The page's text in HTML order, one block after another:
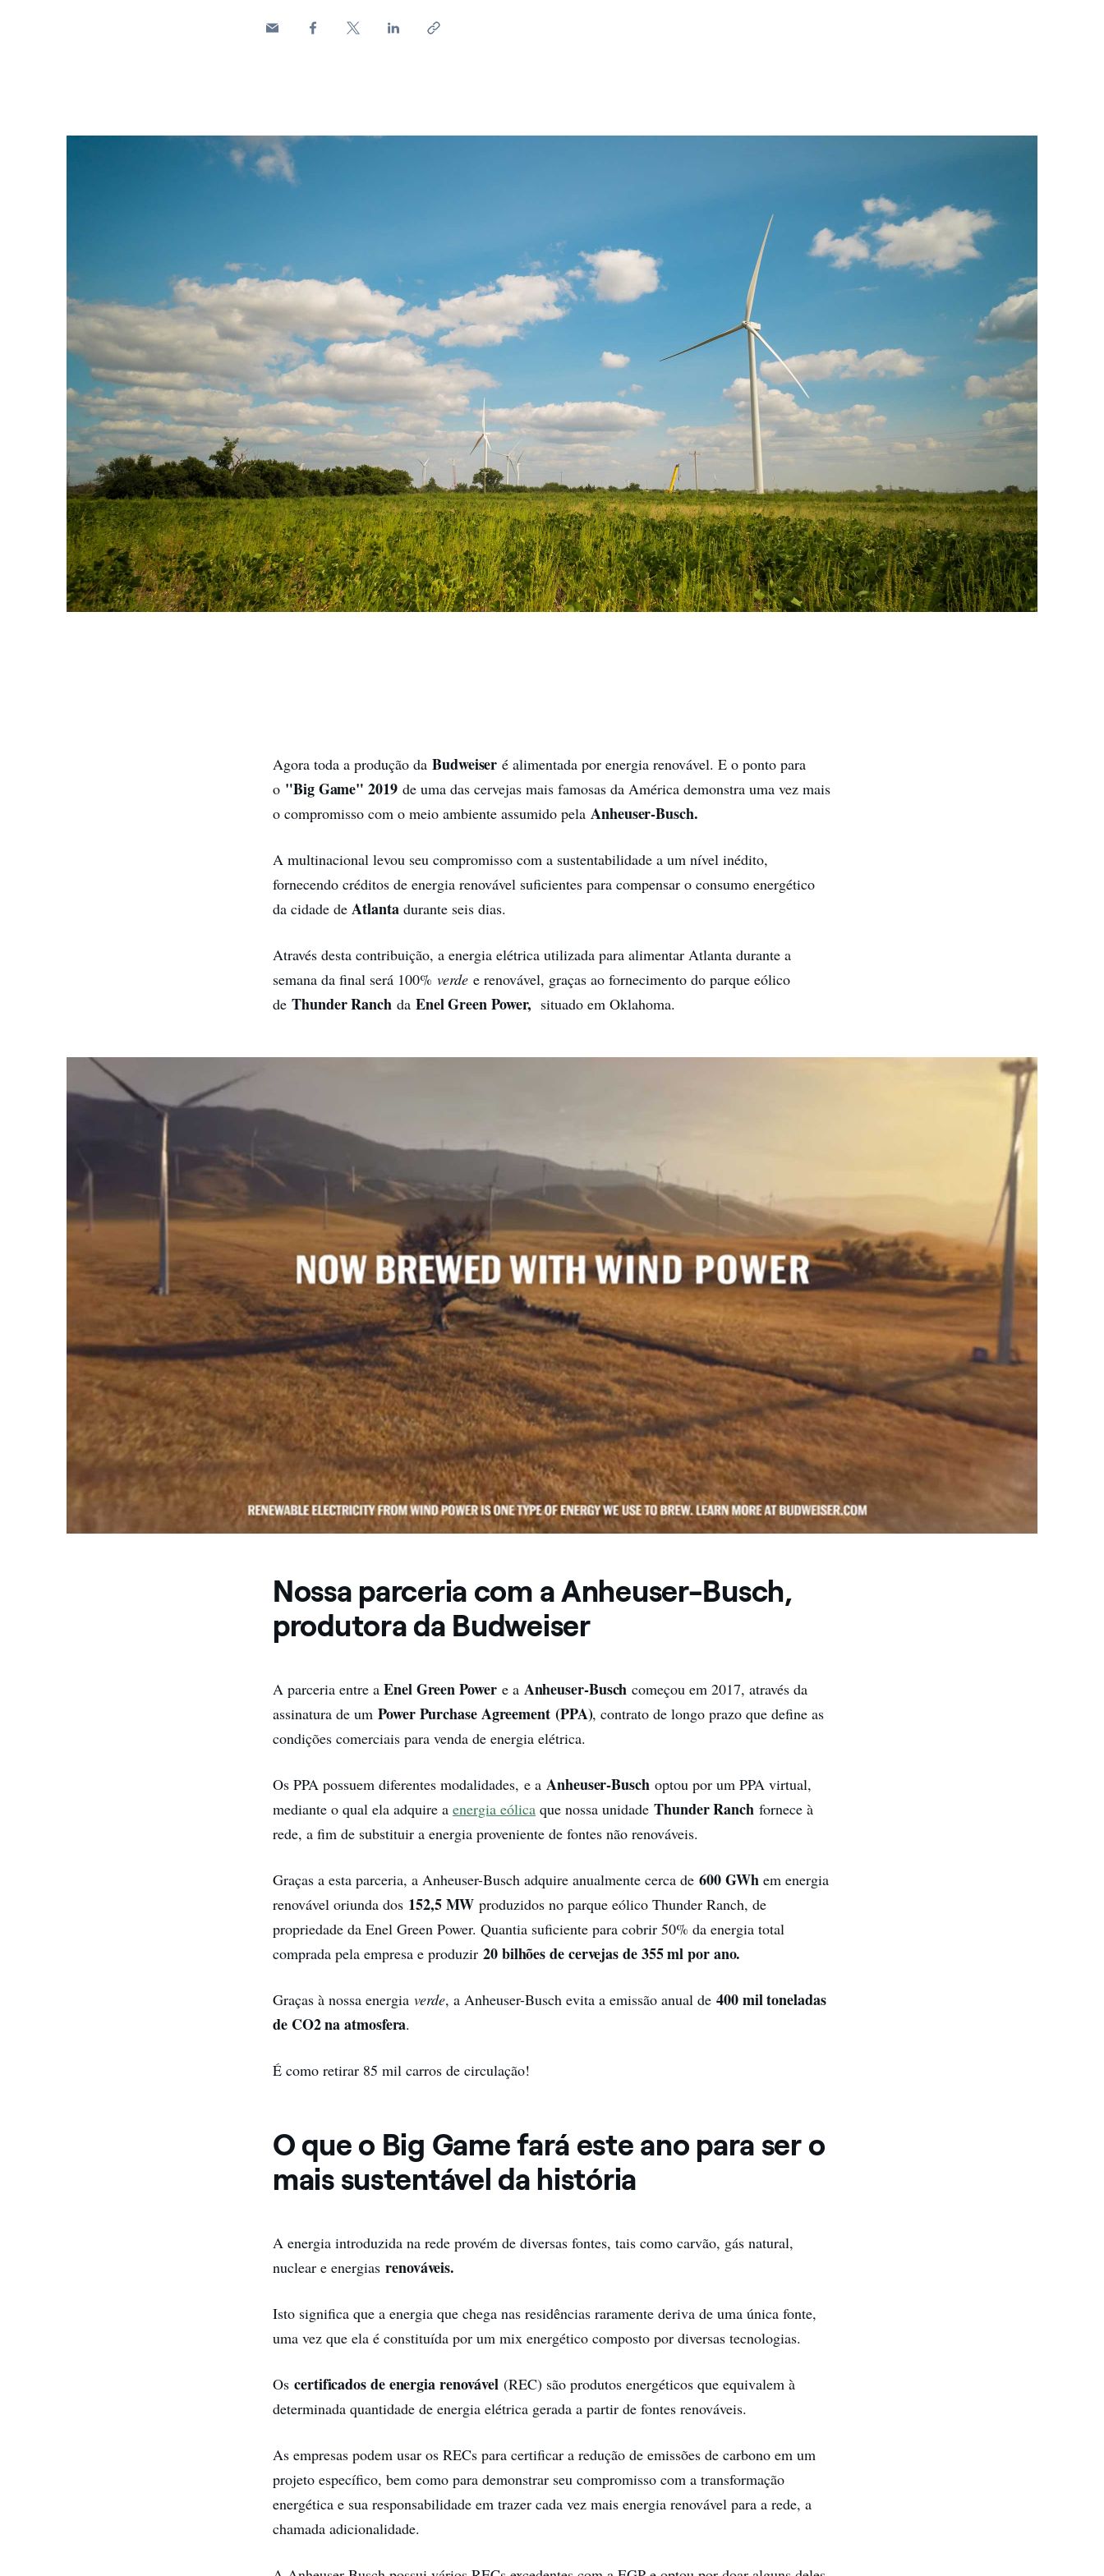
Agora toda a produção daBudweiseré alimentada por energia renovável. E o ponto para
o "Big Game" 2019de uma das cervejas mais famosas da América demonstra uma vez mais
o compromisso com o meio ambiente assumido pelaAnheuser-Busch.
A multinacional levou seu compromisso com a sustentabilidade a um nível inédito,
fornecendo créditos de energia renovável suficientes para compensar o consumo energético
da cidade deAtlantadurante seis dias.
Através desta contribuição, a energia elétrica utilizada para alimentar Atlanta durante a
semana da final será 100%verde e renovável, graças ao fornecimento do parque eólico
deThunder Ranchda Enel Green Power, situado em Oklahoma.
Spot Budweiser
Nossa parceria com a Anheuser-Busch,
produtora da Budweiser
A parceria entre aEnel Green Powere a Anheuser-Busch começou em 2017, através da
assinatura de umPower Purchase Agreement (PPA), contrato de longo prazo que define as
condições comerciais para venda de energia elétrica.
Os PPA possuem diferentes modalidades, e aAnheuser-Buschoptou por um PPA virtual,
mediante o qual ela adquire aenergia eólica que nossa unidadeThunder Ranchfornece à
rede, a fim de substituir a energia proveniente de fontes não renováveis.
Graças a esta parceria, a Anheuser-Busch adquire anualmente cerca de600 GWhem energia
renovável oriunda dos 152,5 MW produzidos no parque eólico Thunder Ranch, de
propriedade da Enel Green Power. Quantia suficiente para cobrir 50% da energia total
comprada pela empresa e produzir20 bilhões de cervejas de 355 ml por ano.
Graças à nossa energiaverde, a Anheuser-Busch evita a emissão anual de400 mil toneladas
de CO2 na atmosfera.
É como retirar 85 mil carros de circulação!
O que o Big Game fará este ano para ser o
mais sustentável da história
A energia introduzida na rede provém de diversas fontes, tais como carvão, gás natural,
nuclear e energiasrenováveis.
Isto significa que a energia que chega nas residências raramente deriva de uma única fonte,
uma vez que ela é constituída por um mix energético composto por diversas tecnologias.
Oscertificados de energia renovável (REC) são produtos energéticos que equivalem à
determinada quantidade de energia elétrica gerada a partir de fontes renováveis.
As empresas podem usar os RECs para certificar a redução de emissões de carbono em um
projeto específico, bem como para demonstrar seu compromisso com a transformação
energética e sua responsabilidade em trazer cada vez mais energia renovável para a rede, a
chamada adicionalidade.